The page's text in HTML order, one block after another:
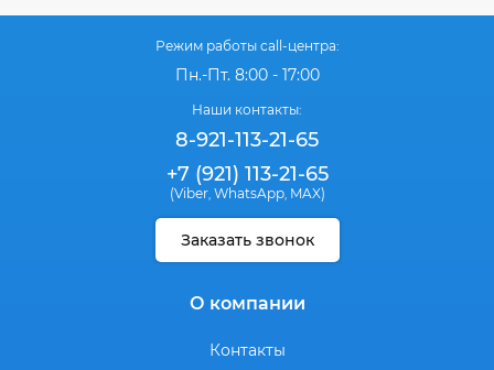
Режим работы call-центра:
Пн.-Пт. 8:00 - 17:00
Наши контакты:
8-921-113-21-65
+7 (921) 113-21-65
(Viber, WhatsApp, MAX)
Заказать звонок
О компании
Контакты